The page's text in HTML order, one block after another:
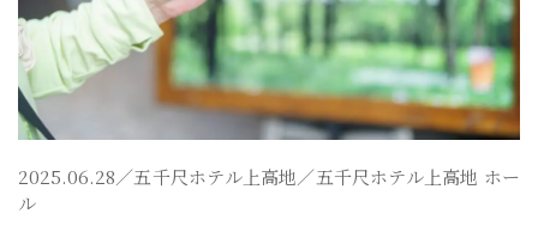
2025.06.28／五千尺ホテル上高地／五千尺ホテル上高地 ホー
ル